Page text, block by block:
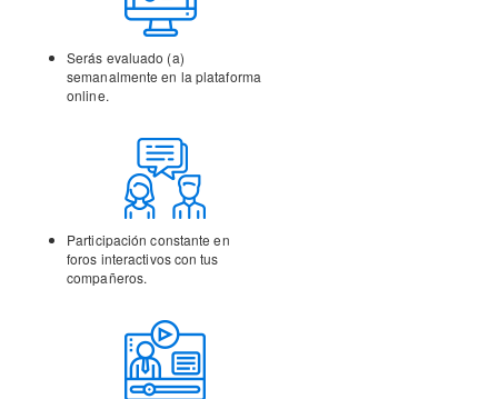
Serás evaluado (a)
semanalmente en la plataforma
online.
Participación constante en
foros interactivos con tus
compañeros.